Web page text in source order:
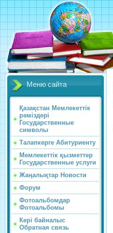
Меню сайта
Қазақстан Мемлекеттік
рәміздері
Государственные
символы
Талапкерге Абитуриенту
Мемлекеттік қызметтер
Государственные услуги
Жаңалықтар Новости
Форум
Фотоальбомдар
Фотоальбомы
Кері байналыс
Обратная связь